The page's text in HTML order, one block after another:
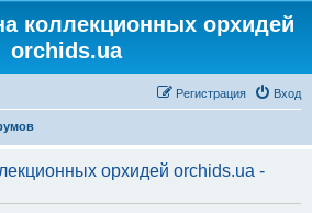
коллекционных орхидей
orchids.ua
Вход
Регистрация
орхидей orchids.ua -